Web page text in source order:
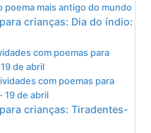
poema mais antigo do mundo
crianças: Dia do índio:
com poemas para
de abril
com poemas para
19 de abril
crianças: Tiradentes-